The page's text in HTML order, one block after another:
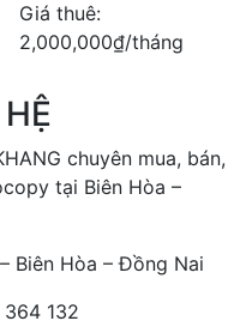
Giá thuê:
2,000,000₫/tháng
chuyên mua, bán,
tại Biên Hòa –
Biên Hòa – Đồng Nai
132